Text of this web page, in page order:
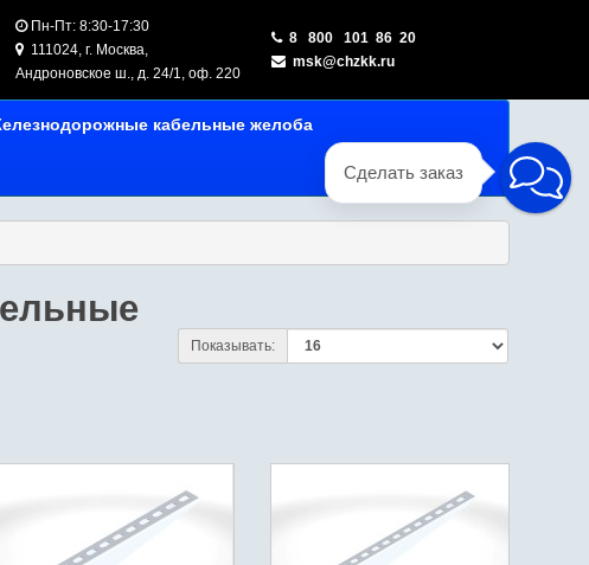
Пн-Пт: 8:30-17:30
111024, г. Москва,
Андроновское ш., д. 24/1, оф. 220
8 800 101 86 20
msk@chzkk.ru
кабельные желоба
Показывать:
Сделать заказ